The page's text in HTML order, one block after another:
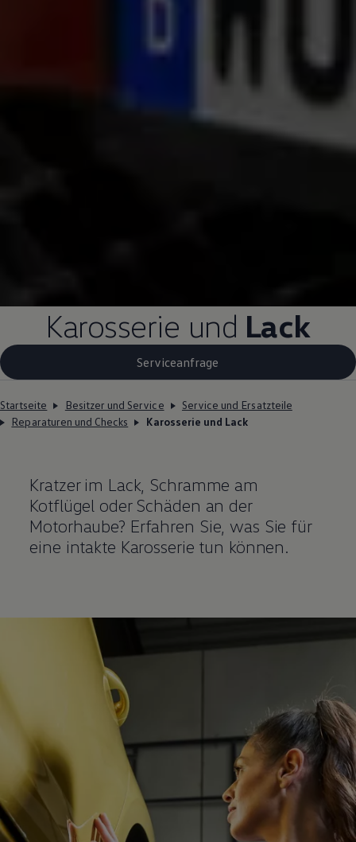
Karosserie und Lack
Serviceanfrage
Startseite Besitzer und Service
Service und Ersatzteile
Reparaturen und Checks
Karosserie und Lack
Kratzer im Lack, Schramme am
Kotflügel oder Schäden an der
Motorhaube? Erfahren Sie, was Sie für
eine intakte Karosserie tun können.